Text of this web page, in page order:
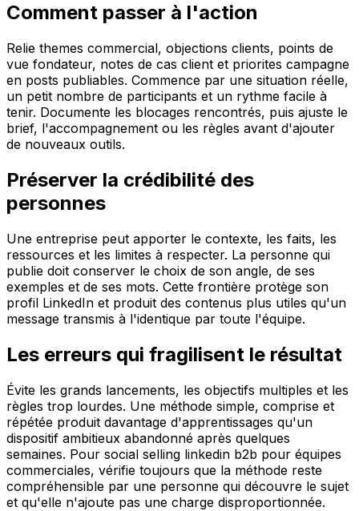
Comment passer à l'action
Relie themes commercial, objections clients, points de
vue fondateur, notes de cas client et priorites campagne
en posts publiables. Commence par une situation réelle,
un petit nombre de participants et un rythme facile à
tenir. Documente les blocages rencontrés, puis ajuste le
brief, l'accompagnement ou les règles avant d'ajouter
de nouveaux outils.
Préserver la crédibilité des
personnes
Une entreprise peut apporter le contexte, les faits, les
ressources et les limites à respecter. La personne qui
publie doit conserver le choix de son angle, de ses
exemples et de ses mots. Cette frontière protège son
profil LinkedIn et produit des contenus plus utiles qu'un
message transmis à l'identique par toute l'équipe.
Les erreurs qui fragilisent le résultat
Évite les grands lancements, les objectifs multiples et les
règles trop lourdes. Une méthode simple, comprise et
répétée produit davantage d'apprentissages qu'un
dispositif ambitieux abandonné après quelques
semaines. Pour social selling linkedin b2b pour équipes
commerciales, vérifie toujours que la méthode reste
compréhensible par une personne qui découvre le sujet
et qu'elle n'ajoute pas une charge disproportionnée.